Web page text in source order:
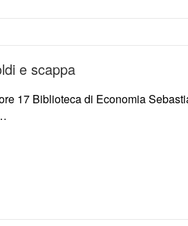
e scappa
17 Biblioteca di Economia